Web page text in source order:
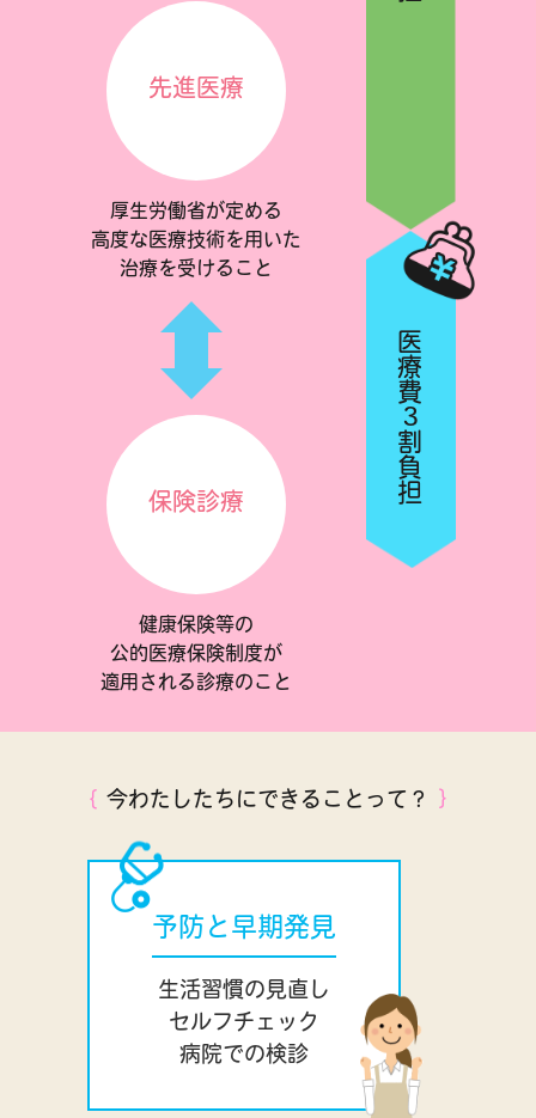
先進医療
厚生労働省が定める
高度な医療技術を用いた
治療を受けること
保険診療
健康保険等の
公的医療保険制度が
適用される診療のこと
医療費
3
割負担
｛ 今わたしたちにできることって？ ｝
予防と早期発見
生活習慣の見直し
セルフチェック
病院での検診